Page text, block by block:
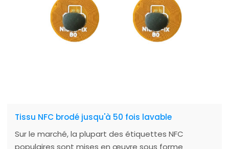
Tissu NFC brodé jusqu'à 50 fois lavable
Sur le marché, la plupart des étiquettes NFC
populaires sont mises en œuvre sous forme